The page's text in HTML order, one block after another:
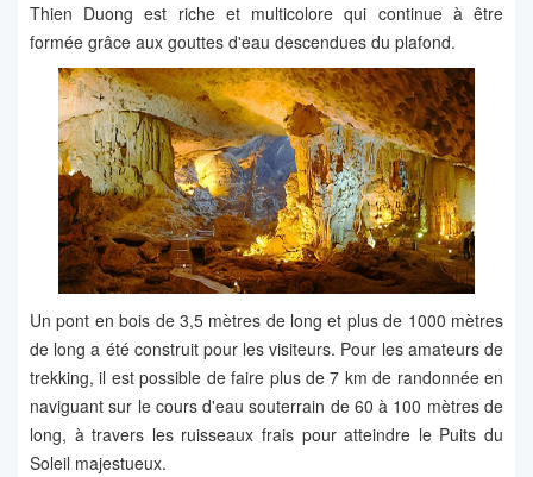
Thien Duong est riche et multicolore qui continue à être
formée grâce aux gouttes d'eau descendues du plafond.
Un pont en bois de 3,5 mètres de long et plus de 1000 mètres
de long a été construit pour les visiteurs. Pour les amateurs de
trekking, il est possible de faire plus de 7 km de randonnée en
naviguant sur le cours d'eau souterrain de 60 à 100 mètres de
long, à travers les ruisseaux frais pour atteindre le Puits du
Soleil majestueux.